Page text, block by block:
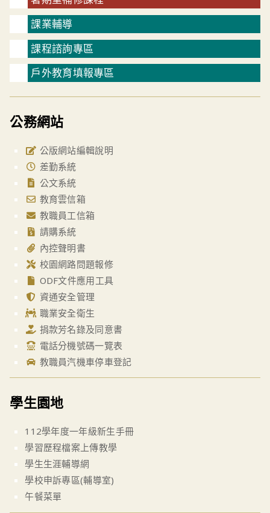
課業輔導
課程諮詢專區
戶外教育填報專區
公務網站
公版網站編輯說明
差勤系統
公文系統
教育雲信箱
教職員工信箱
請購系統
內控聲明書
校園網路問題報修
ODF文件應用工具
資通安全管理
職業安全衛生
捐款芳名錄及同意書
電話分機號碼一覽表
教職員汽機車停車登記
學生園地
112學年度一年級新生手冊
學習歷程檔案上傳教學
學生生涯輔導網
學校申訴專區(輔導室)
午餐菜單